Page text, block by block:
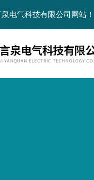
电气科技有限公司网站！